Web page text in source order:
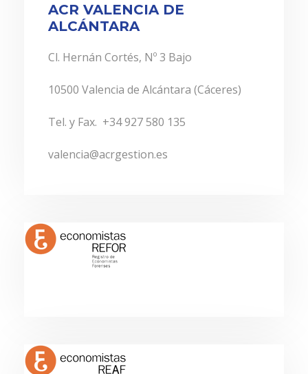
ACR VALENCIA DE
ALCÁNTARA
Cl. Hernán Cortés, Nº 3 Bajo
10500 Valencia de Alcántara (Cáceres)
Tel. y Fax. +34 927 580 135
valencia@acrgestion.es